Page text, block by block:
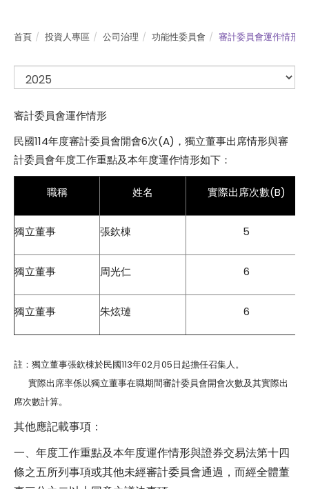
首頁 投資人專區 公司治理 功能性委員會 審計委員會運作情形
審計委員會運作情形
民國114年度審計委員會開會6次(A)，獨立董事出席情形與審
計委員會年度工作重點及本年度運作情形如下：
職稱 姓名 實際出席次數(B)
獨立董事 張欽棟 5
獨立董事 周光仁 6
獨立董事 朱炫璉 6
註：獨立董事張欽棟於民國113年02月05日起擔任召集人。
實際出席率係以獨立董事在職期間審計委員會開會次數及其實際出
席次數計算。
其他應記載事項：
一、年度工作重點及本年度運作情形與證券交易法第十四
條之五所列事項或其他未經審計委員會通過，而經全體董